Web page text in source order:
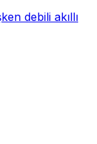
debili akıllı